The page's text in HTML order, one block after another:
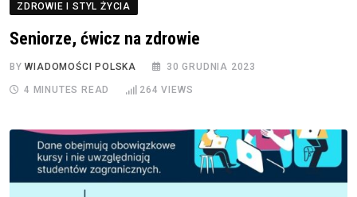
ZDROWIE I STYL ŻYCIA
Seniorze, ćwicz na zdrowie
BYWIADOMOŚCI POLSKA 30 GRUDNIA 2023
4 MINUTES READ 264 VIEWS